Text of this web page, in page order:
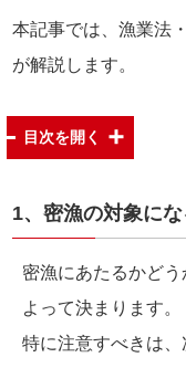
本記事では、漁業法
が解説します。
目次を開く
1、密漁の対象に
密漁にあたるかど
よって決まります。
特に注意すべきは、